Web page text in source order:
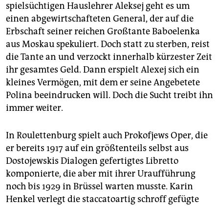
spielsüchtigen Hauslehrer Aleksej geht es um
einen abgewirtschafteten General, der auf die
Erbschaft seiner reichen Großtante Baboelenka
aus Moskau spekuliert. Doch statt zu sterben, reist
die Tante an und verzockt innerhalb kürzester Zeit
ihr gesamtes Geld. Dann erspielt Alexej sich ein
kleines Vermögen, mit dem er seine Angebetete
Polina beeindrucken will. Doch die Sucht treibt ihn
immer weiter.
In Roulettenburg spielt auch Prokofjews Oper, die
er bereits 1917 auf ein größtenteils selbst aus
Dostojewskis Dialogen gefertigtes Libretto
komponierte, die aber mit ihrer Uraufführung
noch bis 1929 in Brüssel warten musste. Karin
Henkel verlegt die staccatoartig schroff gefügte